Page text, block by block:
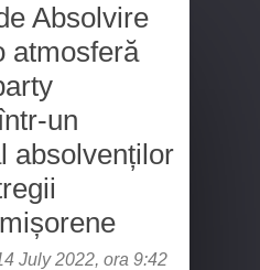
Absolvire
atmosferă
un
absolvenților
July 2022, ora 9:42